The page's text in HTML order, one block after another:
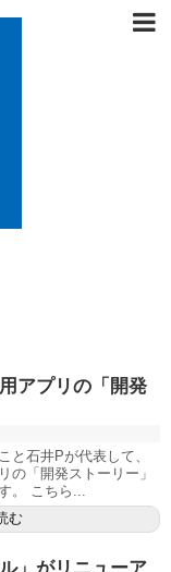
アプリの「開発
と石井Pが代表して、
の「開発ストーリー」
。 こちら...
む